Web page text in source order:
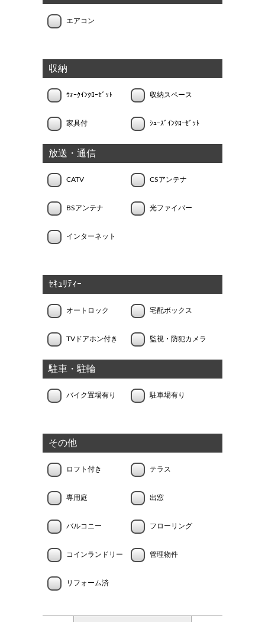
エアコン
収納
ｳｫｰｸｲﾝｸﾛｰｾﾞｯﾄ 収納スペース
家具付 ｼｭｰｽﾞｲﾝｸﾛｰｾﾞｯﾄ
放送・通信
CATV CSアンテナ
BSアンテナ 光ファイバー
インターネット
ｾｷｭﾘﾃｨｰ
オートロック 宅配ボックス
TVドアホン付き 監視・防犯カメラ
駐車・駐輪
バイク置場有り 駐車場有り
その他
ロフト付き テラス
専用庭 出窓
バルコニー フローリング
コインランドリー 管理物件
リフォーム済